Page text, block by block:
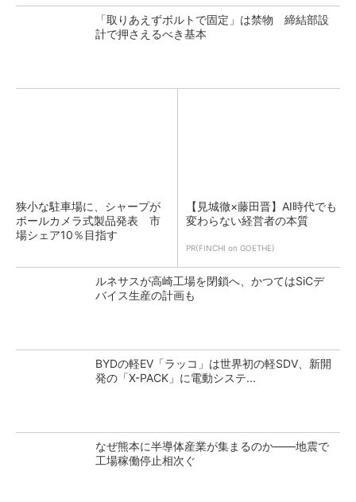
「取りあえずボルトで固定」は禁物 締結部設
計で押さえるべき基本
狭小な駐車場に、シャープが
ポールカメラ式製品発表 市
場シェア10％目指す
【見城徹×藤田晋】AI時代でも
変わらない経営者の本質
PR(FINCHI on GOETHE)
ルネサスが高崎工場を閉鎖へ、かつてはSiCデ
バイス生産の計画も
BYDの軽EV「ラッコ」は世界初の軽SDV、新開
発の「X-PACK」に電動システ...
なぜ熊本に半導体産業が集まるのか――地震で
工場稼働停止相次ぐ